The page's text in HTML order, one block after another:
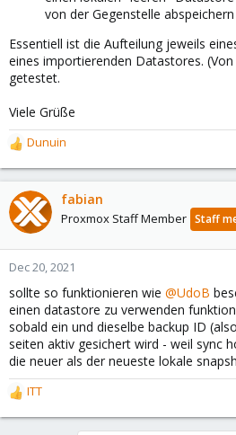
von der Gegenstelle abspeichern
Essentiell ist die Aufteilung jeweils
eines importierenden Datastores.
getestet.
Viele Grüße
R
e
a
c
t
o
n
:
Dunuin
fabian
Proxmox Staff Member Staff
Dec 20, 2021
sollte so funktionieren wie @UdoB
einen datastore zu verwenden
sobald ein und dieselbe backup ID
seiten aktiv gesichert wird - weil sync
die neuer als der neueste lokale
R
e
ITT